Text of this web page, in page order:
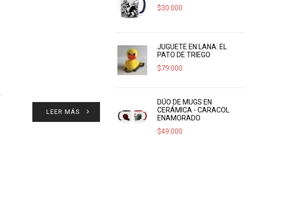
LEER MÁS
$30.000
JUGUETE EN LANA: EL
PATO DE TRIEGO
$79.000
DÚO DE MUGS EN
CERÁMICA - CARACOL
ENAMORADO
$49.000